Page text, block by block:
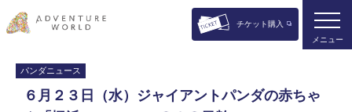
チケット購入
メニュー
パンダニュース
６月２３日（水）ジャイアントパンダの赤ちゃ